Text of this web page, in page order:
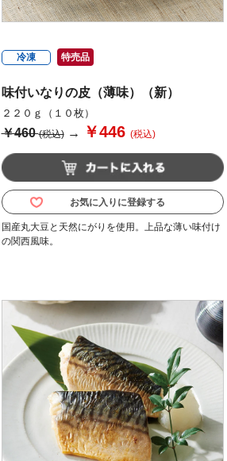
冷凍 特売品
味付いなりの皮（薄味）（新）
２２０ｇ（１０枚）
￥460(税込)→ ￥446 (税込)
お気に入りに登録する
国産丸大豆と天然にがりを使用。上品な薄い味付け
の関西風味。